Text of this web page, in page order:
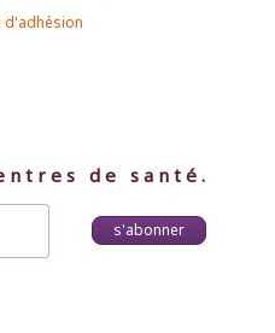
d'adhésion
de santé.
s'abonner